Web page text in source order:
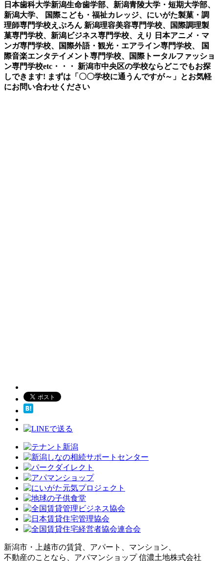
日本歯科大学新潟生命歯学部、新潟青陵大学・短期大学部、
新潟大学、 国際こども・福祉カレッジ、にいがた製菓・調
理師専門学校えぷろん 新潟理容美容専門学校、国際調理製
菓専門学校、新潟ビジネス専門学校、えり 日本アニメ・マ
ンガ専門学校、国際外語・観光・エアライン専門学校、 国
際音楽エンタテイメント専門学校、国際トータルファッショ
ン専門学校etc・・・ 新潟市中央区の学校ならどこでもお探
しできます! まずは「〇〇学校に通うんですが～」とお気軽
にお問い合わせください
新潟市・上越市の賃貸、アパート、マンション、
不動産のことなら、アパマンショップ 信濃土地株式会社